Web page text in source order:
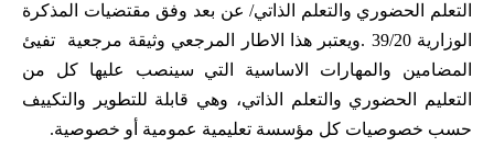
التعلم
الحضوري والتعلم الذاتي/ عن بعد وفق مقتضيات المذكرة
الوزارية 39/20 .ويعتبر هذا الاطار المرجعي وثيقة مرجعية
تفيئ
المضامين والمهارات الاساسية التي سينصب عليها كل من
التعليم الحضوري والتعلم الذاتي، وهي قابلة للتطوير
والتكييف
حسب خصوصيات كل مؤسسة تعليمية عمومية أو خصوصية.